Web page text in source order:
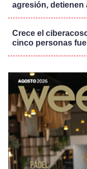
agresión, detienen
Crece el
cinco personas